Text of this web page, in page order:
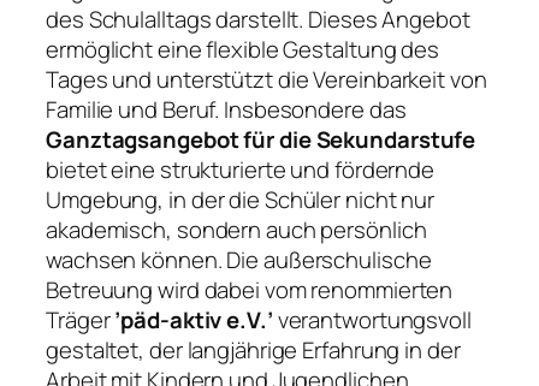
des Schulalltags darstellt. Dieses Angebot
ermöglicht eine flexible Gestaltung des
Tages und unterstützt die Vereinbarkeit von
Familie und Beruf. Insbesondere das
Ganztagsangebot für die Sekundarstufe
bietet eine strukturierte und fördernde
Umgebung, in der die Schüler nicht nur
akademisch, sondern auch persönlich
wachsen können. Die außerschulische
Betreuung wird dabei vom renommierten
Träger’päd-aktiv e.V.’verantwortungsvoll
gestaltet, der langjährige Erfahrung in der